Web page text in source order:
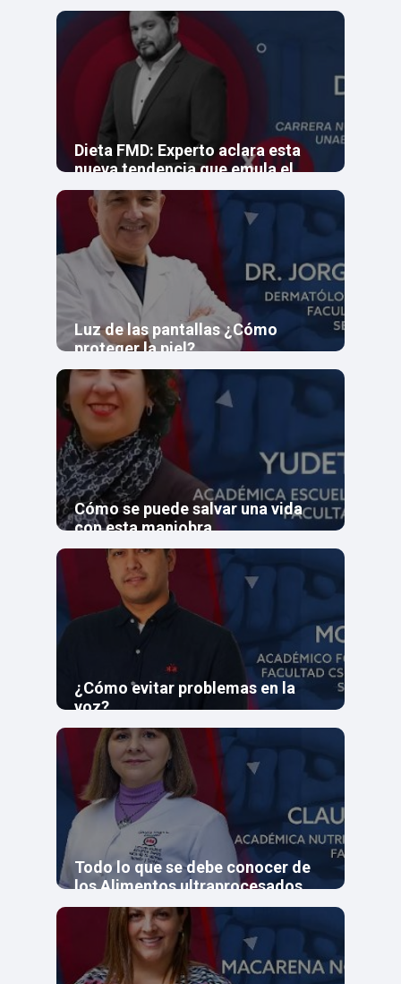
Dieta FMD: Experto aclara esta
nueva tendencia que emula el
estado de ayuno
Luz de las pantallas ¿Cómo
proteger la piel?
Cómo se puede salvar una vida
con esta maniobra
¿Cómo evitar problemas en la
voz?
Todo lo que se debe conocer de
los Alimentos ultraprocesados